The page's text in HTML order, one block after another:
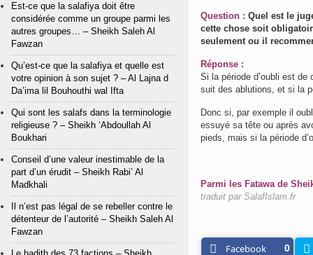
Question : Quel est le
cette chose soit
seulement ou il
Réponse :
Si la période d’oubli est
suit des ablutions, et si la
Donc si, par exemple il
essuyé sa tête ou après
pieds, mais si la période
Parmi les Fatawa de
traduit par SalafIslam.fr
Facebook 0
Est-ce que la salafiya doit être
considérée comme un groupe parmi les
autres groupes… – Sheikh Saleh Al
Fawzan
Qu’est-ce que la salafiya et quelle est
votre opinion à son sujet ? – Al Lajna d
Da’ima lil Bouhouthi wal Ifta
Qui sont les salafs dans la terminologie
religieuse ? – Sheikh ‘Abdoullah Al
Boukhari
Conseil d’une valeur inestimable de la
part d’un érudit – Sheikh Rabi’ Al
Madkhali
Il n’est pas légal de se rebeller contre le
détenteur de l’autorité – Sheikh Saleh Al
Fawzan